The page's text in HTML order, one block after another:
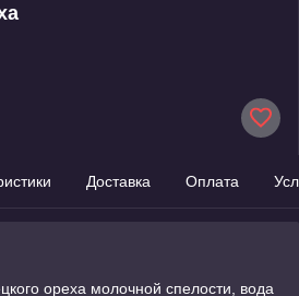
Доставка Оплата
ореха молочной спелости, вода